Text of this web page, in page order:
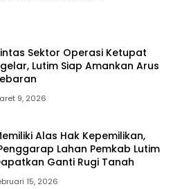
Sektor Operasi Ketupat
Lutim Siap Amankan Arus
9, 2026
Alas Hak Kepemilikan,
Lahan Pemkab Lutim
Ganti Rugi Tanah
15, 2026